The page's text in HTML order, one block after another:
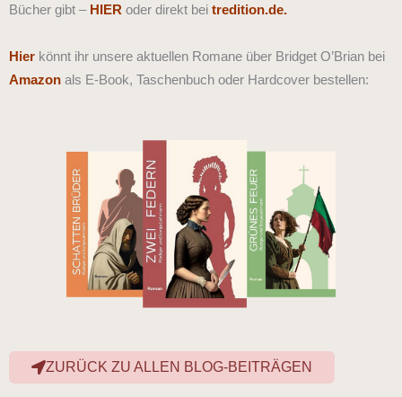
Bücher gibt – HIER oder direkt bei tredition.de.
Hier könnt ihr unsere aktuellen Romane über Bridget O’Brian bei
Amazon als E-Book, Taschenbuch oder Hardcover bestellen:
ZURÜCK ZU ALLEN BLOG-BEITRÄGEN